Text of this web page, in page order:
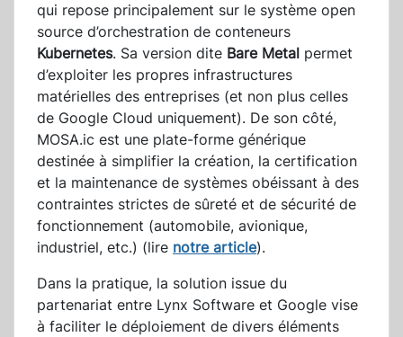
qui repose principalement sur le système open
source d’orchestration de conteneurs
Kubernetes. Sa version dite Bare Metal permet
d’exploiter les propres infrastructures
matérielles des entreprises (et non plus celles
de Google Cloud uniquement). De son côté,
MOSA.ic est une plate-forme générique
destinée à simplifier la création, la certification
et la maintenance de systèmes obéissant à des
contraintes strictes de sûreté et de sécurité de
fonctionnement (automobile, avionique,
industriel, etc.) (lire notre article).
Dans la pratique, la solution issue du
partenariat entre Lynx Software et Google vise
à faciliter le déploiement de divers éléments